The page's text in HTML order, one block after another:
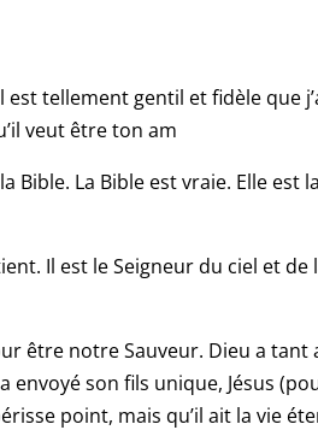
est tellement gentil et fidèle que
veut être ton am
Bible. La Bible est vraie. Elle est
Il est le Seigneur du ciel et de
être notre Sauveur. Dieu a tant
envoyé son fils unique, Jésus
point, mais qu’il ait la vie